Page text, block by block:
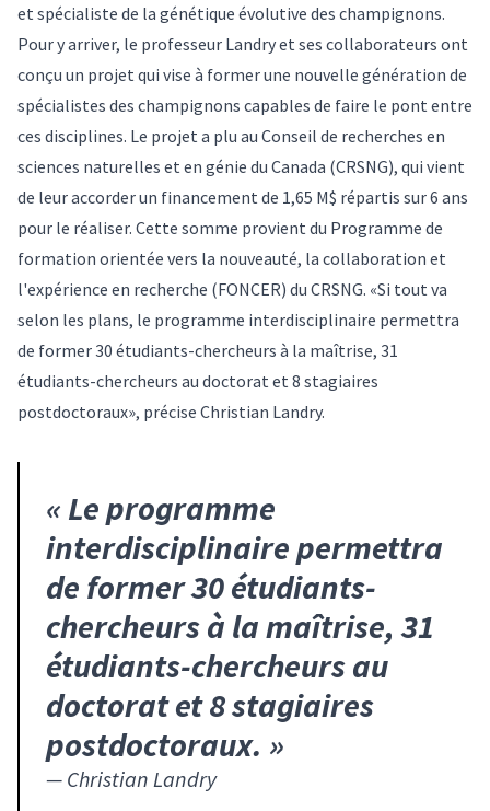
et spécialiste de la génétique évolutive des champignons.
Pour y arriver, le professeur Landry et ses collaborateurs ont
conçu un projet qui vise à former une nouvelle génération de
spécialistes des champignons capables de faire le pont entre
ces disciplines. Le projet a plu au Conseil de recherches en
sciences naturelles et en génie du Canada (CRSNG), qui vient
de leur accorder un financement de 1,65 M$ répartis sur 6 ans
pour le réaliser. Cette somme provient du Programme de
formation orientée vers la nouveauté, la collaboration et
l'expérience en recherche (FONCER) du CRSNG. «Si tout va
selon les plans, le programme interdisciplinaire permettra
de former 30 étudiants-chercheurs à la maîtrise, 31
étudiants-chercheurs au doctorat et 8 stagiaires
postdoctoraux», précise Christian Landry.
« Le programme
interdisciplinaire permettra
de former 30 étudiants-
chercheurs à la maîtrise, 31
étudiants-chercheurs au
doctorat et 8 stagiaires
postdoctoraux. »
— Christian Landry